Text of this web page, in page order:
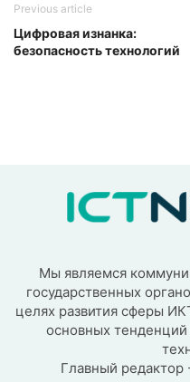
Previous article
Цифровая изнанка:
безопасность технологий
Мы являемся
государственных
целях развития сферы
основных
Главный редактор